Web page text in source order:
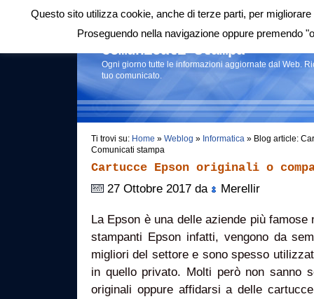
Login|RSS |
Comunicati stampa
Ogni giorno tutte le informazioni aggiornate dal Web.
tuo comunicato.
Ti trovi su: Home » Weblog » Informatica » Blog article:
Comunicati stampa
Cartucce Epson originali o
27 Ottobre 2017 da
Merellir
La Epson è una delle aziende più
stampanti Epson infatti, vengono da
migliori del settore e sono spesso
in quello privato. Molti però non sanno
originali oppure affidarsi a delle
Questo sito utilizza cookie, anche di terze parti, per
Proseguendo nella navigazione oppure premendo